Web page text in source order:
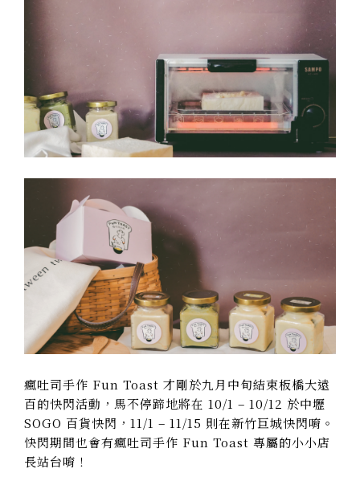
瘋吐司手作 Fun Toast 才剛於九月中旬結束板橋大遠
百的快閃活動，馬不停蹄地將在 10/1 – 10/12 於中壢
SOGO 百貨快閃，11/1 – 11/15 則在新竹巨城快閃唷。
快閃期間也會有瘋吐司手作 Fun Toast 專屬的小小店
長站台唷！